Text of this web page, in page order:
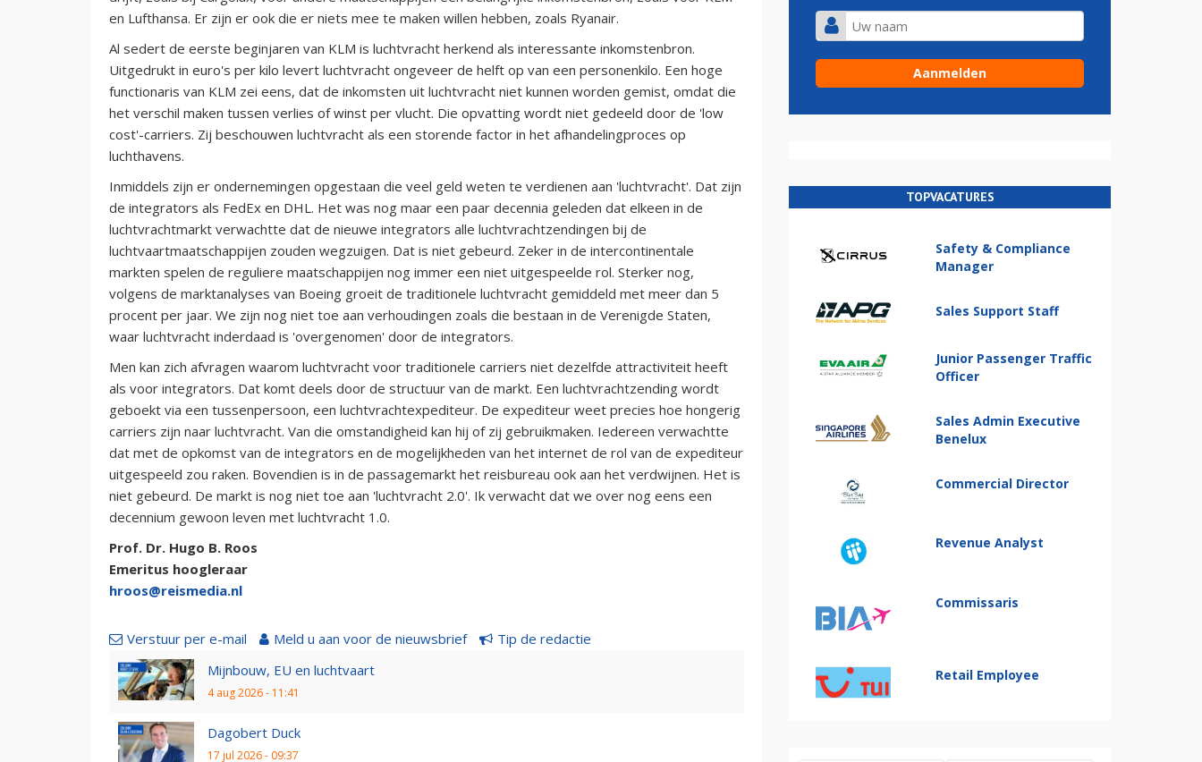
en Lufthansa. Er zijn er ook die er niets mee te maken willen hebben, zoals Ryanair.
Al sedert de eerste beginjaren van KLM is luchtvracht herkend als interessante inkomstenbron.
Uitgedrukt in euro's per kilo levert luchtvracht ongeveer de helft op van een personenkilo. Een hoge
functionaris van KLM zei eens, dat de inkomsten uit luchtvracht niet kunnen worden gemist, omdat die
het verschil maken tussen verlies of winst per vlucht. Die opvatting wordt niet gedeeld door de 'low
cost'-carriers. Zij beschouwen luchtvracht als een storende factor in het afhandelingproces op
luchthavens.
Inmiddels zijn er ondernemingen opgestaan die veel geld weten te verdienen aan 'luchtvracht'. Dat zijn
de integrators als FedEx en DHL. Het was nog maar een paar decennia geleden dat elkeen in de
luchtvrachtmarkt verwachtte dat de nieuwe integrators alle luchtvrachtzendingen bij de
luchtvaartmaatschappijen zouden wegzuigen. Dat is niet gebeurd. Zeker in de intercontinentale
markten spelen de reguliere maatschappijen nog immer een niet uitgespeelde rol. Sterker nog,
volgens de marktanalyses van Boeing groeit de traditionele luchtvracht gemiddeld met meer dan 5
procent per jaar. We zijn nog niet toe aan verhoudingen zoals die bestaan in de Verenigde Staten,
waar luchtvracht inderdaad is 'overgenomen' door de integrators.
Men kan zich afvragen waarom luchtvracht voor traditionele carriers niet dezelfde attractiviteit heeft
als voor integrators. Dat komt deels door de structuur van de markt. Een luchtvrachtzending wordt
geboekt via een tussenpersoon, een luchtvrachtexpediteur. De expediteur weet precies hoe hongerig
carriers zijn naar luchtvracht. Van die omstandigheid kan hij of zij gebruikmaken. Iedereen verwachtte
dat met de opkomst van de integrators en de mogelijkheden van het internet de rol van de expediteur
uitgespeeld zou raken. Bovendien is in de passagemarkt het reisbureau ook aan het verdwijnen. Het is
niet gebeurd. De markt is nog niet toe aan 'luchtvracht 2.0'. Ik verwacht dat we over nog eens een
decennium gewoon leven met luchtvracht 1.0.
Prof. Dr. Hugo B. Roos
Emeritus hoogleraar
hroos@reismedia.nl
Verstuur per e-mail Meld u aan voor de nieuwsbrief
Tip de redactie
Mijnbouw, EU en luchtvaart
4 aug 2026 - 11:41
Dagobert Duck
17 jul 2026 - 09:37
TOPVACATURES
Safety & Compliance
Manager
Sales Support Staff
Junior Passenger Traffic
Officer
Sales Admin Executive
Benelux
Commercial Director
Revenue Analyst
Commissaris
Retail Employee